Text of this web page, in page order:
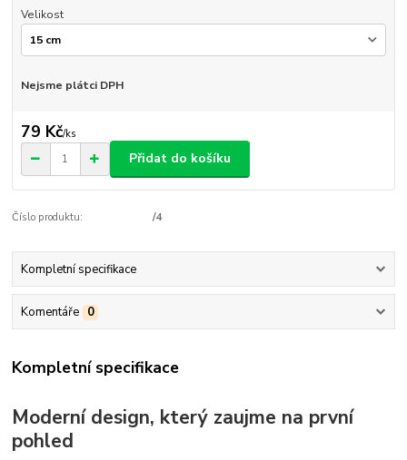
Velikost
Nejsme plátci DPH
79 Kč/ks
Přidat do košíku
Číslo produktu: /4
Kompletní specifikace
Komentáře 0
Kompletní specifikace
Moderní design, který zaujme na první
pohled